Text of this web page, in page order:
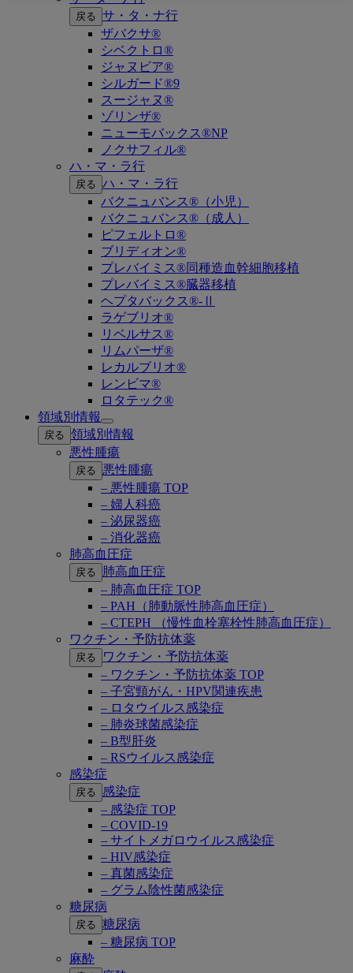
戻る サ・タ・ナ行
ザバクサ®
シベクトロ®
ジャヌビア®
シルガード®9
スージャヌ®
ゾリンザ®
ニューモバックス®NP
ノクサフィル®
ハ・マ・ラ行
戻る ハ・マ・ラ行
バクニュバンス®（小児）
バクニュバンス®（成人）
ピフェルトロ®
ブリディオン®
プレバイミス®同種造血幹細胞移植
プレバイミス®臓器移植
ヘプタバックス®-Ⅱ
ラゲブリオ®
リベルサス®
リムパーザ®
レカルブリオ®
レンビマ®
ロタテック®
領域別情報
Open
submenu
戻る 領域別情報
悪性腫瘍
戻る
悪性腫瘍
– 悪性腫瘍 TOP
– 婦人科癌
– 泌尿器癌
– 消化器癌
肺高血圧症
戻る
肺高血圧症
– 肺高血圧症 TOP
– PAH（肺動脈性肺高血圧症）
– CTEPH （慢性血栓塞栓性肺高血圧症）
ワクチン・予防抗体薬
戻る
ワクチン・予防抗体薬
– ワクチン・予防抗体薬 TOP
– 子宮頸がん・HPV関連疾患
– ロタウイルス感染症
– 肺炎球菌感染症
– B型肝炎
– RSウイルス感染症
感染症
戻る
感染症
– 感染症 TOP
– COVID-19
– サイトメガロウイルス感染症
– HIV感染症
– 真菌感染症
– グラム陰性菌感染症
糖尿病
戻る 糖尿病
– 糖尿病 TOP
麻酔